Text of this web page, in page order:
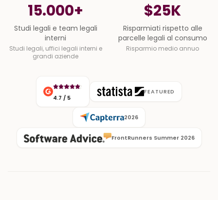
Studi legali e team legali interni
15.000+
Studi legali e team legali
interni
Studi legali, uffici legali interni e
grandi aziende
Risparmiati rispetto alle
$25K
Risparmiati rispetto alle
parcelle legali al consumo
Risparmio medio annuo
4.7 / 5
FEATURED
2026
FrontRunners Summer 2026